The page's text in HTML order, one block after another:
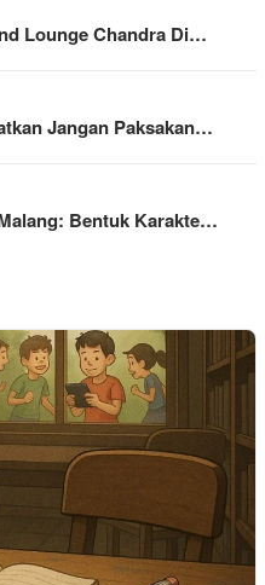
Lounge Chandra Di…
Jangan Paksakan…
Bentuk Karakte…